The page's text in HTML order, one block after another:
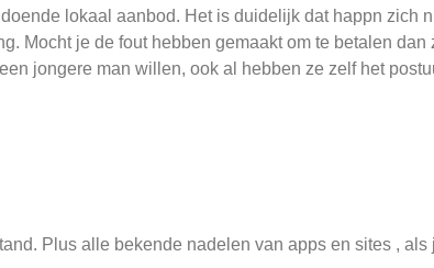
lokaal aanbod. Het is duidelijk dat happn zich
Mocht je de fout hebben gemaakt om te betalen dan
jongere man willen, ook al hebben ze zelf het
Plus alle bekende nadelen van apps en sites , als